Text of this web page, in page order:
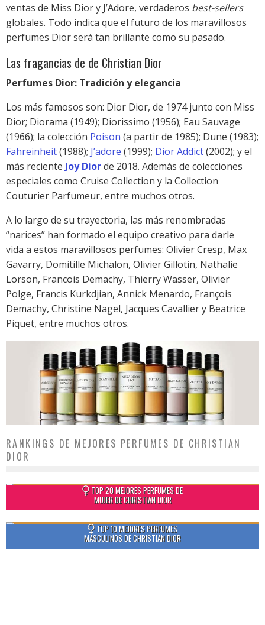
ventas de Miss Dior y J’Adore, verdaderos best-sellers
globales. Todo indica que el futuro de los maravillosos
perfumes Dior será tan brillante como su pasado.
Las fragancias de de Christian Dior
Perfumes Dior: Tradición y elegancia
Los más famosos son: Dior Dior, de 1974 junto con Miss
Dior; Diorama (1949); Diorissimo (1956); Eau Sauvage
(1966); la colección Poison (a partir de 1985); Dune (1983);
Fahreinheit(1988); J’adore (1999); Dior Addict(2002); y el
más reciente Joy Diorde 2018. Además de colecciones
especiales como Cruise Collection y la Collection
Couturier Parfumeur, entre muchos otros.
A lo largo de su trayectoria, las más renombradas
“narices” han formado el equipo creativo para darle
vida a estos maravillosos perfumes: Olivier Cresp, Max
Gavarry, Domitille Michalon, Olivier Gillotin, Nathalie
Lorson, Francois Demachy, Thierry Wasser, Olivier
Polge, Francis Kurkdjian, Annick Menardo, François
Demachy, Christine Nagel, Jacques Cavallier y Beatrice
Piquet, entre muchos otros.
RANKINGS DE MEJORES PERFUMES DE CHRISTIAN
DIOR
TOP 20 MEJORES PERFUMES DE
MUJER DE CHRISTIAN DIOR
TOP 10 MEJORES PERFUMES
MASCULINOS DE CHRISTIAN DIOR